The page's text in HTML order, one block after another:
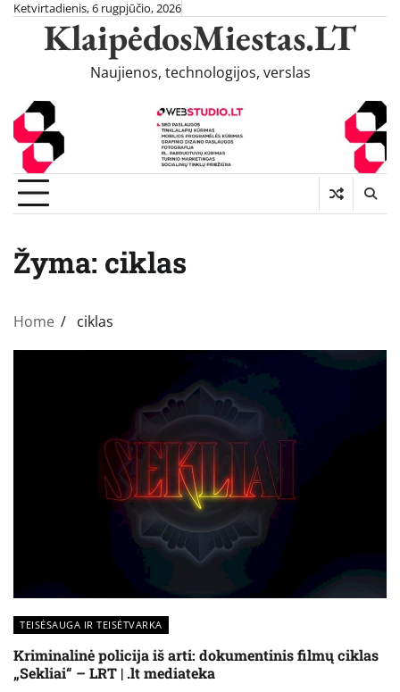
Skip
content
Ketvirtadienis, 6 rugpjūčio, 2026
KlaipėdosMiestas.LT
Naujienos, technologijos, verslas
Žyma: ciklas
Home ciklas
TEISĖSAUGA IR TEISĖTVARKA
Kriminalinė policija iš arti: dokumentinis filmų ciklas
„Sekliai“ – LRT | .lt mediateka